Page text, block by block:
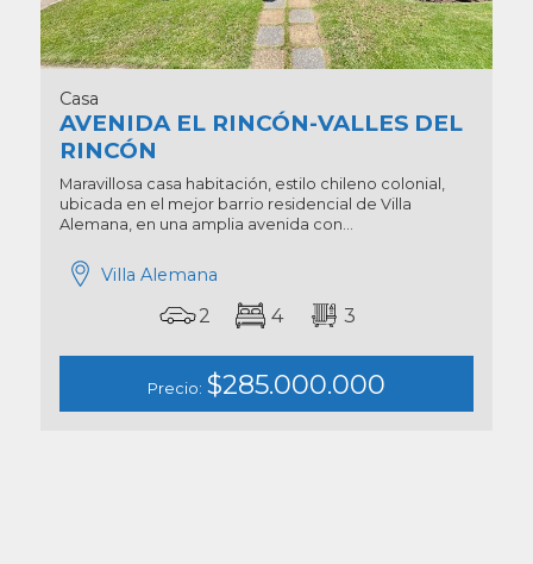
Casa
AVENIDA EL RINCÓN-VALLES DEL
RINCÓN
Maravillosa casa habitación, estilo chileno colonial,
ubicada en el mejor barrio residencial de Villa
Alemana, en una amplia avenida con...
Villa Alemana
2 4 3
Precio: $285.000.000